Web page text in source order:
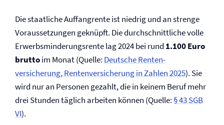
Die staatliche Auffangrente ist niedrig und an strenge
Voraussetzungen geknüpft. Die durchschnittliche volle
Erwerbsminderungs­rente lag 2024 bei rund 1.100 Euro
bruttoim Monat (Quelle: Deutsche Renten­
versicherung, Renten­versicherung in Zahlen 2025). Sie
wird nur an Personen gezahlt, die in keinem Beruf mehr
drei Stunden täglich arbeiten können (Quelle:§ 43 SGB
VI).